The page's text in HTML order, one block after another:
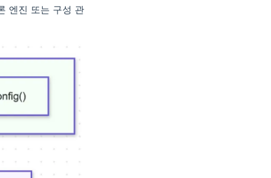
엔진 또는 구성 관